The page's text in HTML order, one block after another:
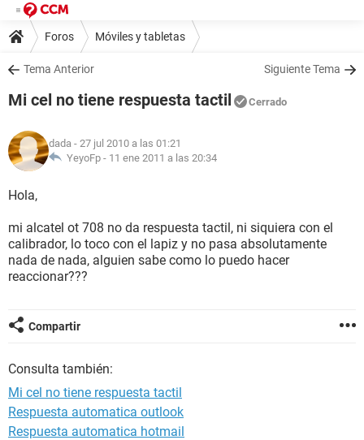
Foros Móviles y tabletas
Tema Anterior Siguiente Tema
Mi cel no tiene respuesta tactil Cerrado
dada - 27 jul 2010 a las 01:21
YeyoFp - 11 ene 2011 a las 20:34
Hola,
mi alcatel ot 708 no da respuesta tactil, ni siquiera con el
calibrador, lo toco con el lapiz y no pasa absolutamente
nada de nada, alguien sabe como lo puedo hacer
reaccionar???
Compartir
Consulta también:
Mi cel no tiene respuesta tactil
Respuesta automatica outlook
Respuesta automatica hotmail